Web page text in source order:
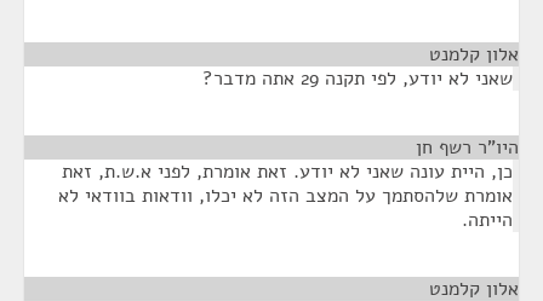
אלון קלמנט
שאני לא יודע, לפי תקנה 29 אתה מדבר?
היו"ר רשף חן
כן, היית עונה שאני לא יודע. זאת אומרת, לפני א.ש.ת, זאת
אומרת שלהסתמך על המצב הזה לא יכלו, וודאות בוודאי לא
הייתה.
אלון קלמנט